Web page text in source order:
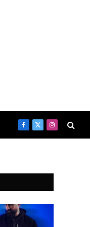
Facebook
X
(Twitter)
Instagram